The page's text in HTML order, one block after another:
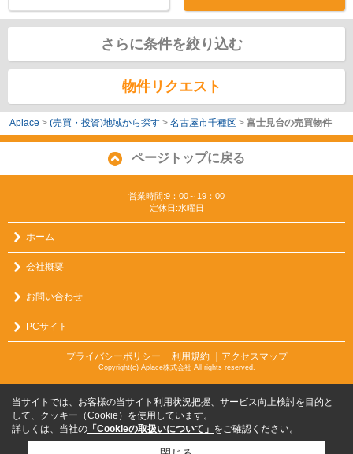
さらに条件を絞り込む
物件リクエスト
Aplace > (売買・投資)地域から探す > 名古屋市千種区 > 富士見台の売買物件
ページトップに戻る
営業時間:9：00～19：00
定休日:水曜日
ホーム
会社概要
お問い合わせ
PCサイト
プライバシーポリシー ｜ 利用規約 ｜アクセスマップ
Copyright(c) Aplace株式会社 All rights reserved.
当サイトでは、お客様の当サイト利用状況把握、サービス向上検討を目的と
して、クッキー（Cookie）を使用しています。
詳しくは、当社の 「Cookieの取扱いについて」 をご確認ください。